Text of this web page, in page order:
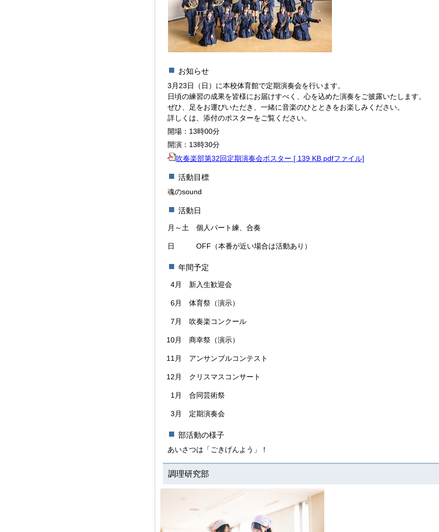
お知らせ
3月23日（日）に本校体育館で定期演奏会を行います。
日頃の練習の成果を皆様にお届けすべく、心を込めた演奏をご披露いたします。
ぜひ、足をお運びいただき、一緒に音楽のひとときをお楽しみください。
詳しくは、添付のポスターをご覧ください。
開場：13時00分
開演：13時30分
吹奏楽部第32回定期演奏会ポスター [ 139 KB pdfファイル]
活動目標
魂のsound
活動日
月～土 個人パート練、合奏
日 OFF（本番が近い場合は活動あり）
年間予定
4月 新入生歓迎会
6月 体育祭（演示）
7月 吹奏楽コンクール
10月 商幸祭（演示）
11月 アンサンブルコンテスト
12月 クリスマスコンサート
1月 合同芸術祭
3月 定期演奏会
部活動の様子
あいさつは「ごきげんよう」！
調理研究部